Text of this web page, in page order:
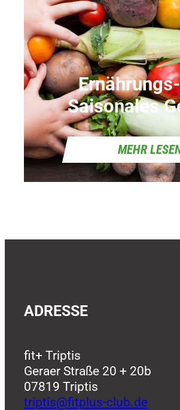
Saisonales
MEHR
ADRESSE
fit+ Triptis
Geraer Straße 20 + 20b
07819 Triptis
triptis@fitplus-club.de